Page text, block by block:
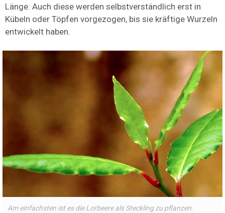
Länge. Auch diese werden selbstverständlich erst in
Kübeln oder Töpfen vorgezogen, bis sie kräftige Wurzeln
entwickelt haben.
Am einfachsten ist es die Lorbeere als Steckling zu pflanzen.